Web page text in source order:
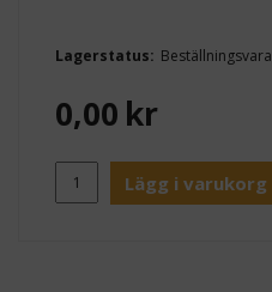
Lagerstatus: Beställningsvara
0,00 kr
Lägg i varukorg